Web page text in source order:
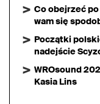
Co obejrzeć
wam się
Początki
nadejście
WROsound
Kasia Lins